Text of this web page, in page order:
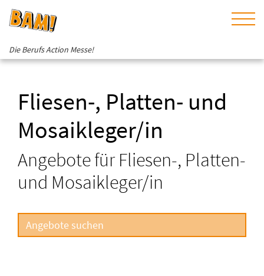
Die Berufs Action Messe!
Fliesen-, Platten- und
Mosaikleger/in
Angebote für Fliesen-, Platten-
und Mosaikleger/in